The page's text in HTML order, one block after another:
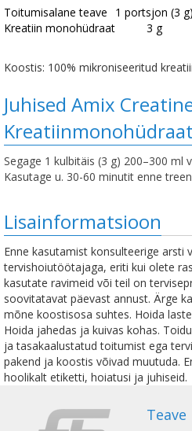
Toitumisalane teave
1 portsjon (3 g)
Kreatiin monohüdraat
3 g
Koostis: 100% mikroniseeritud
Juhised Amix
Kreatiinmonohüdraat
Segage 1 kulbitäis (3 g) 200–300 ml
Kasutage u. 30-60 minutit enne
Lisainformatsioon
Enne kasutamist konsulteerige arsti
tervishoiutöötajaga, eriti kui olete
kasutate ravimeid või teil on
soovitatavat päevast annust. Ärge
mõne koostisosa suhtes. Hoida
Hoida jahedas ja kuivas kohas.
ja tasakaalustatud toitumist ega
pakend ja koostis võivad muutuda.
hoolikalt etiketti, hoiatusi ja juhiseid.
Teave